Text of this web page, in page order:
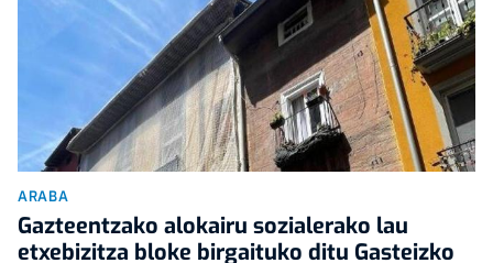
ARABA
Gazteentzako alokairu sozialerako lau
etxebizitza bloke birgaituko ditu Gasteizko